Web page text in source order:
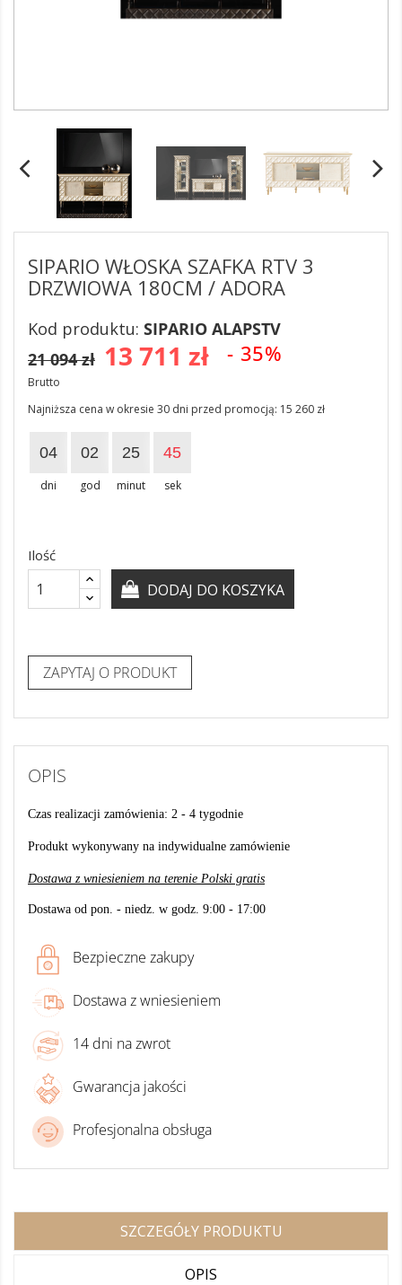
OPIS
Czas realizacji zamówienia: 2 - 4 tygodnie
Produkt wykonywany na indywidualne zamówienie
Dostawa z wniesieniem na terenie Polski gratis
Dostawa od pon. - niedz. w godz. 9:00 - 17:00
Bezpieczne zakupy
Dostawa z wniesieniem
14 dni na zwrot
Gwarancja jakości
Profesjonalna obsługa
SIPARIO WŁOSKA SZAFKA RTV 3
DRZWIOWA 180CM / ADORA
Kod produktu: SIPARIO ALAPSTV
13 711 zł - 35%
21 094 zł
Brutto
Najniższa cena w okresie 30 dni przed promocją: 15 260 zł
04
dni
02
god
25
minut
44
sek
Ilość
DODAJ DO KOSZYKA
ZAPYTAJ O PRODUKT
SZCZEGÓŁY PRODUKTU
OPIS